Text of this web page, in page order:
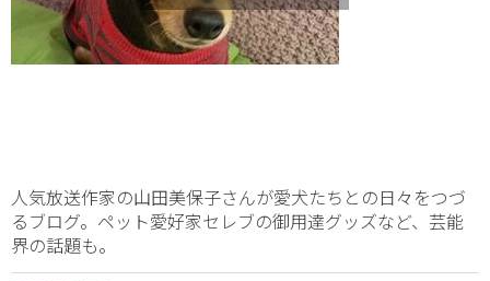
人気放送作家の山田美保子さんが愛犬たちとの日々をつづ
るブログ。ペット愛好家セレブの御用達グッズなど、芸能
界の話題も。